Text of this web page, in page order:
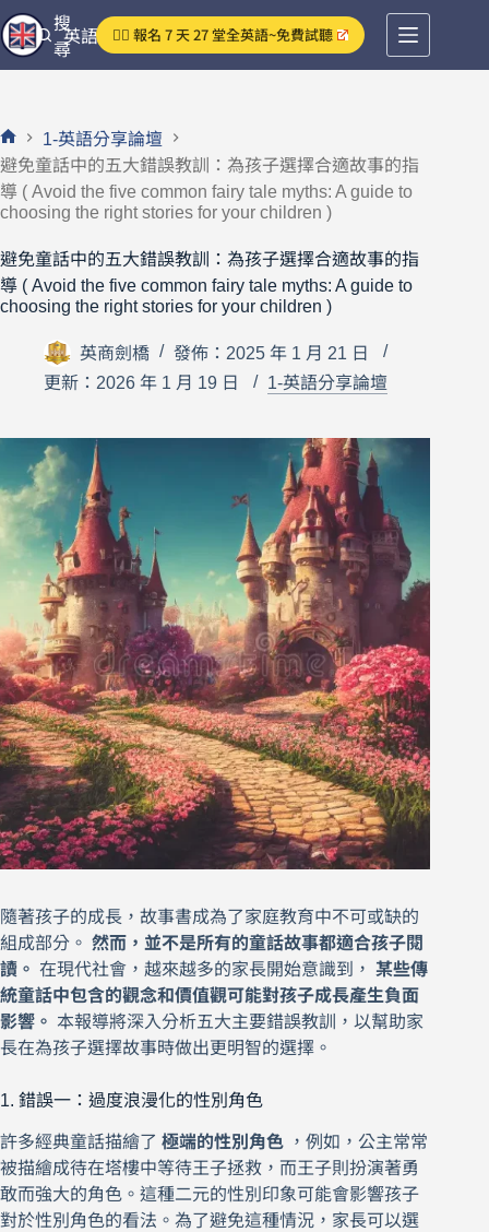
跳
至
主
容
英語分享論壇
搜
尋
👉🏻 報名 7 天 27 堂全英語~免費試聽
首
頁
1-英語分享論壇
避免童話中的五大錯誤教訓：為孩子選擇合適故事的指
導 ( Avoid the five common fairy tale myths: A guide to
choosing the right stories for your children )
避免童話中的五大錯誤教訓：為孩子選擇合適故事的指
導 ( Avoid the five common fairy tale myths: A guide to
choosing the right stories for your children )
英商劍橋
發佈：2025 年 1 月 21 日
更新：2026 年 1 月 19 日
1-英語分享論壇
隨著孩子的成長，故事書成為了家庭教育中不可或缺的
組成部分。 然而，並不是所有的童話故事都適合孩子閱
讀。 在現代社會，越來越多的家長開始意識到， 某些傳
統童話中包含的觀念和價值觀可能對孩子成長產生負面
影響。 本報導將深入分析五大主要錯誤教訓，以幫助家
長在為孩子選擇故事時做出更明智的選擇。
1. 錯誤一：過度浪漫化的性別角色
許多經典童話描繪了 極端的性別角色 ，例如，公主常常
被描繪成待在塔樓中等待王子拯救，而王子則扮演著勇
敢而強大的角色。這種二元的性別印象可能會影響孩子
對於性別角色的看法。為了避免這種情況，家長可以選